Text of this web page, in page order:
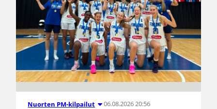
Nuorten PM-kilpailut 06.08.2026 20:56